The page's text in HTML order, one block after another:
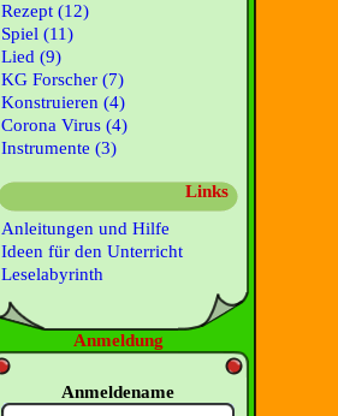
Rezept (12)
Spiel (11)
Lied (9)
KG Forscher (7)
Konstruieren (4)
Corona Virus (4)
Instrumente (3)
Links
Anleitungen und Hilfe
Ideen für den Unterricht
Leselabyrinth
Anmeldung
Anmeldename